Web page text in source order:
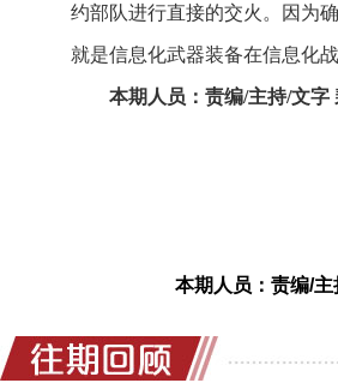
约部队进行直接的交火。因为
就是信息化武器装备在信息化战
本期人员：责编/主持/文字
本期人员：责编/